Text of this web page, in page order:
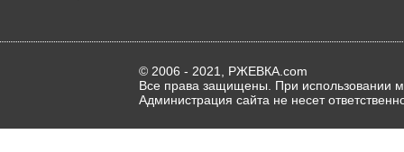
© 2006 - 2021, РЖЕВКА.com
Все права защищены. При использовании
Администрация сайта не несет